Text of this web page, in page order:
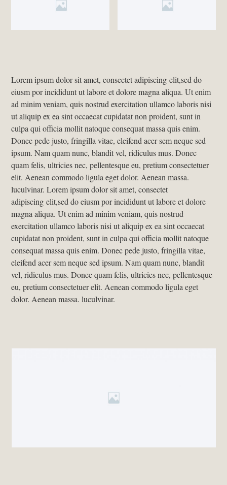
Lorem ipsum dolor sit amet, consectet adipiscing elit,sed do
eiusm por incididunt ut labore et dolore magna aliqua. Ut enim
ad minim veniam, quis nostrud exercitation ullamco laboris nisi
ut aliquip ex ea sint occaecat cupidatat non proident, sunt in
culpa qui officia mollit natoque consequat massa quis enim.
Donec pede justo, fringilla vitae, eleifend acer sem neque sed
ipsum. Nam quam nunc, blandit vel, ridiculus mus. Donec
quam felis, ultricies nec, pellentesque eu, pretium consectetuer
elit. Aenean commodo ligula eget dolor. Aenean massa.
luculvinar. Lorem ipsum dolor sit amet, consectet
adipiscing elit,sed do eiusm por incididunt ut labore et dolore
magna aliqua. Ut enim ad minim veniam, quis nostrud
exercitation ullamco laboris nisi ut aliquip ex ea sint occaecat
cupidatat non proident, sunt in culpa qui officia mollit natoque
consequat massa quis enim. Donec pede justo, fringilla vitae,
eleifend acer sem neque sed ipsum. Nam quam nunc, blandit
vel, ridiculus mus. Donec quam felis, ultricies nec, pellentesque
eu, pretium consectetuer elit. Aenean commodo ligula eget
dolor. Aenean massa. luculvinar.